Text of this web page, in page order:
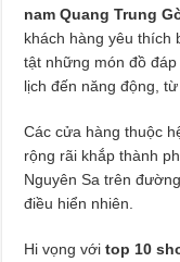
nam Quang Trung
khách hàng yêu thích
tật những món đồ
lịch đến năng động,
Các cửa hàng thuộc
rộng rãi khắp thành
Nguyên Sa trên
điều hiển nhiên.
Hi vọng vớitop 10